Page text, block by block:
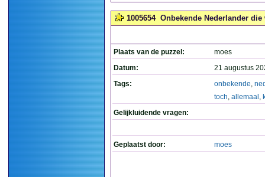
1005654 Onbekende Nederlander
Plaats van de puzzel:
moes
Datum:
21 augustus
Tags:
onbekende,
toch, allemaal ,
Gelijkluidende vragen:
Geplaatst door: moes